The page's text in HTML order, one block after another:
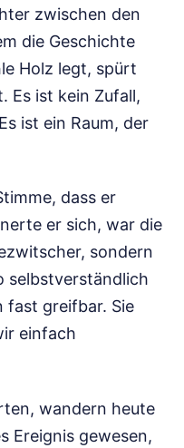
zwischen den
die Geschichte
Holz legt, spürt
Es ist kein Zufall,
ist ein Raum, der
dass er
er sich, war die
sondern
selbstverständlich
fast greifbar. Sie
einfach
wandern heute
Ereignis gewesen,